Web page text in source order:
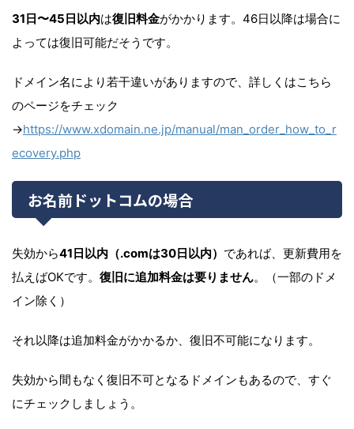
31日〜45日以内は復旧料金がかかります。46日以降は場合に
よっては復旧可能だそうです。
ドメイン名により若干違いがありますので、詳しくはこちら
のページをチェック
→https://www.xdomain.ne.jp/manual/man_order_how_to_r
ecovery.php
お名前ドットコムの場合
失効から41日以内（.comは30日以内） であれば、更新費用を
払えばOKです。 復旧に追加料金は要りません。（一部のドメ
イン除く）
それ以降は追加料金がかかるか、復旧不可能になります。
失効から間もなく復旧不可となるドメインもあるので、すぐ
にチェックしましょう。